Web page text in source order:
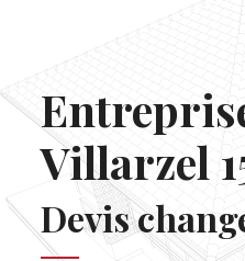
Villarzel
Devis